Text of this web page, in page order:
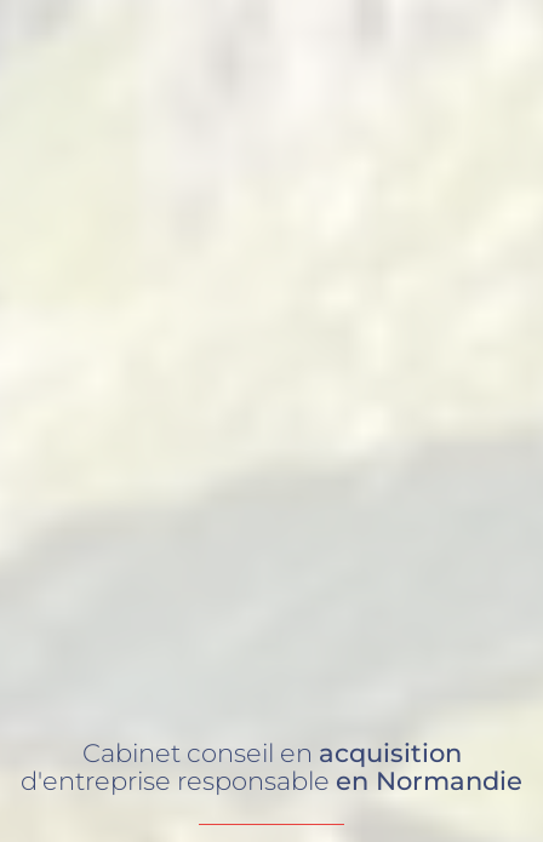
Cabinet conseil en acquisition
d'entreprise responsable en Normandie